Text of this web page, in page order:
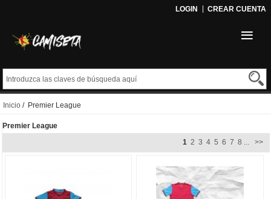
LOGIN CREAR CUENTA
Inicio / Premier League
Premier League
1 2 3 4 5 6 7 8 ... >>